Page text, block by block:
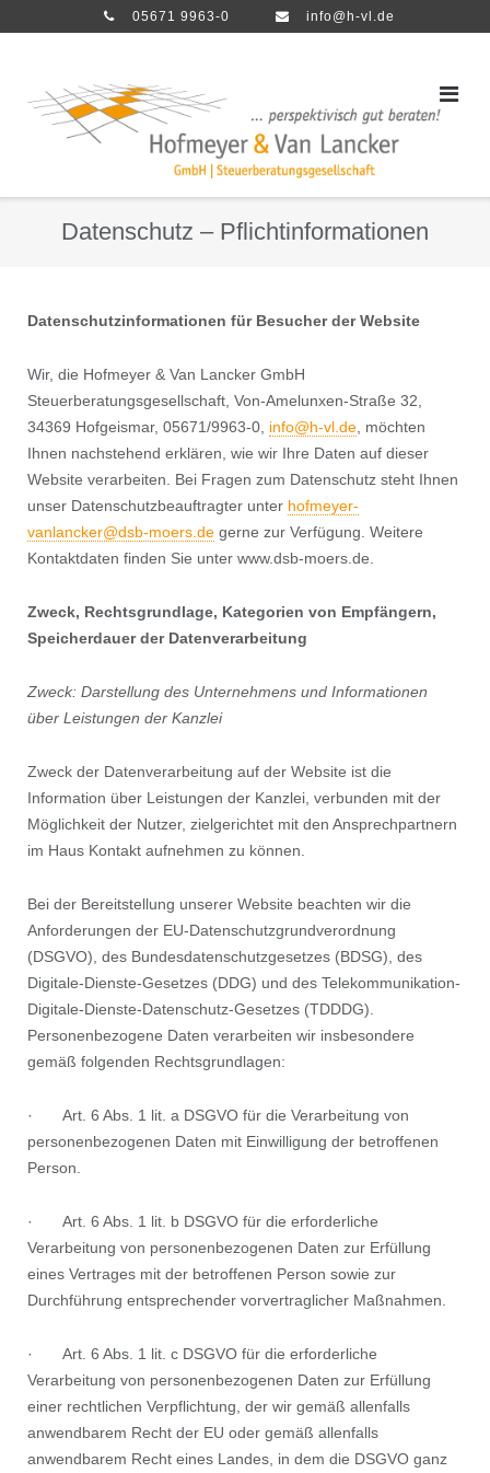
05671 9963-0 info@h-vl.de
Datenschutz – Pflichtinformationen
Datenschutzinformationen für Besucher der Website
Wir, die Hofmeyer & Van Lancker GmbH
Steuerberatungsgesellschaft, Von-Amelunxen-Straße 32,
34369 Hofgeismar, 05671/9963-0, info@h-vl.de, möchten
Ihnen nachstehend erklären, wie wir Ihre Daten auf dieser
Website verarbeiten. Bei Fragen zum Datenschutz steht Ihnen
unser Datenschutzbeauftragter unter hofmeyer-
vanlancker@dsb-moers.degerne zur Verfügung. Weitere
Kontaktdaten finden Sie unter www.dsb-moers.de.
Zweck, Rechtsgrundlage, Kategorien von Empfängern,
Speicherdauer der Datenverarbeitung
Zweck: Darstellung des Unternehmens und Informationen
über Leistungen der Kanzlei
Zweck der Datenverarbeitung auf der Website ist die
Information über Leistungen der Kanzlei, verbunden mit der
Möglichkeit der Nutzer, zielgerichtet mit den Ansprechpartnern
im Haus Kontakt aufnehmen zu können.
Bei der Bereitstellung unserer Website beachten wir die
Anforderungen der EU-Datenschutzgrundverordnung
(DSGVO), des Bundesdatenschutzgesetzes (BDSG), des
Digitale-Dienste-Gesetzes (DDG) und des Telekommunikation-
Digitale-Dienste-Datenschutz-Gesetzes (TDDDG).
Personenbezogene Daten verarbeiten wir insbesondere
gemäß folgenden Rechtsgrundlagen:
· Art. 6 Abs. 1 lit. a DSGVO für die Verarbeitung von
personenbezogenen Daten mit Einwilligung der betroffenen
Person.
· Art. 6 Abs. 1 lit. b DSGVO für die erforderliche
Verarbeitung von personenbezogenen Daten zur Erfüllung
eines Vertrages mit der betroffenen Person sowie zur
Durchführung entsprechender vorvertraglicher Maßnahmen.
· Art. 6 Abs. 1 lit. c DSGVO für die erforderliche
Verarbeitung von personenbezogenen Daten zur Erfüllung
einer rechtlichen Verpflichtung, der wir gemäß allenfalls
anwendbarem Recht der EU oder gemäß allenfalls
anwendbarem Recht eines Landes, in dem die DSGVO ganz